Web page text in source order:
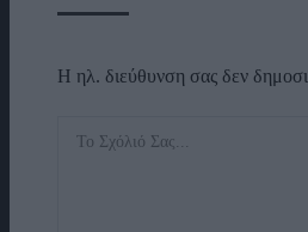
Η ηλ. διεύθυνση σας δεν